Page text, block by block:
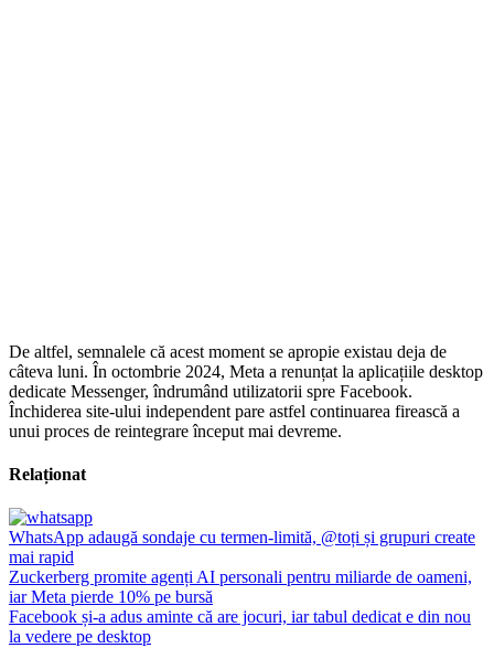
De altfel, semnalele că acest moment se apropie existau deja de
câteva luni. În octombrie 2024, Meta a renunțat la aplicațiile desktop
dedicate Messenger, îndrumând utilizatorii spre Facebook.
Închiderea site-ului independent pare astfel continuarea firească a
unui proces de reintegrare început mai devreme.
Relaționat
WhatsApp adaugă sondaje cu termen-limită, @toți și grupuri create
mai rapid
Zuckerberg promite agenți AI personali pentru miliarde de oameni,
iar Meta pierde 10% pe bursă
Facebook și-a adus aminte că are jocuri, iar tabul dedicat e din nou
la vedere pe desktop